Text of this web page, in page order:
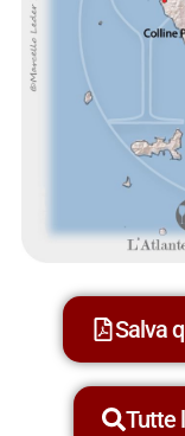
Salva
Tutte